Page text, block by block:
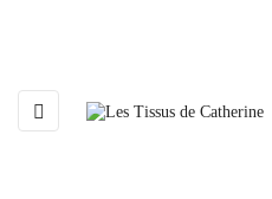
Basculer
la
☰